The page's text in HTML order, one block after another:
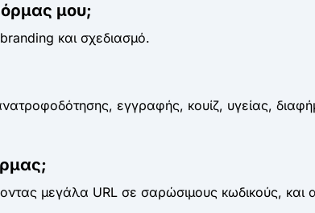
μου;
και σχεδιασμό.
εγγραφής, κουίζ, υγείας,
μεγάλα URL σε σαρώσιμους κωδικούς,